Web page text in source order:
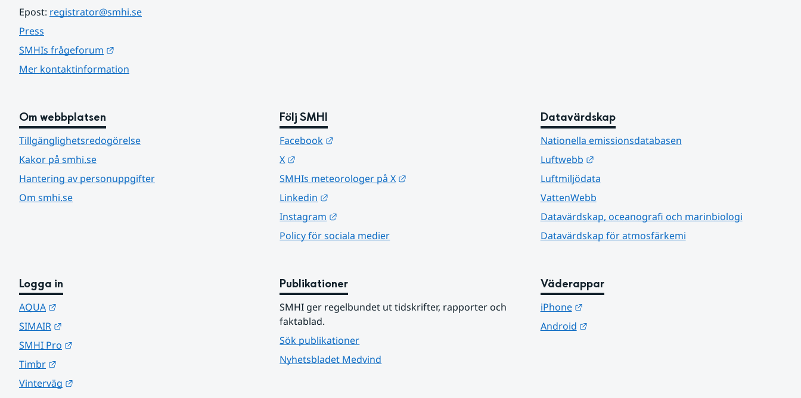
Epost: registrator@smhi.se
Press
SMHIs frågeforum
Mer kontaktinformation
Om webbplatsen
Tillgänglighetsredogörelse
Kakor på smhi.se
Hantering av personuppgifter
Om smhi.se
Följ SMHI
Facebook
X
SMHIs meteorologer på X
Linkedin
Instagram
Policy för sociala medier
Datavärdskap
Nationella emissionsdatabasen
Luftwebb
Länk till annan webbplats.
Luftmiljödata
VattenWebb
Datavärdskap, oceanografi och marinbiologi
Datavärdskap för atmosfärkemi
Logga in
AQUA
SIMAIR
SMHI Pro
Timbr
Vinterväg
Publikationer
SMHI ger regelbundet ut tidskrifter, rapporter och
faktablad.
Sök publikationer
Nyhetsbladet Medvind
Väderappar
iPhone
Länk till annan webbplats.
Android
Länk till annan webbplats.